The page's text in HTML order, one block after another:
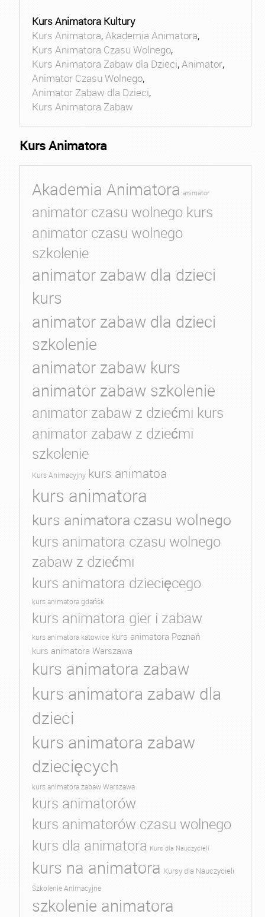
Kurs Animatora Kultury
Kurs Animatora,Akademia Animatora,
Kurs Animatora Czasu Wolnego,
Kurs Animatora Zabaw dla Dzieci,Animator,
Animator Czasu Wolnego,
Animator Zabaw dla Dzieci,
Kurs Animatora Zabaw
Kurs Animatora
Akademia Animatora animator
animator czasu wolnego kurs
animator czasu wolnego
szkolenie
animator zabaw dla dzieci
kurs
animator zabaw dla dzieci
szkolenie
animator zabaw kurs
animator zabaw szkolenie
animator zabaw z dziećmi kurs
animator zabaw z dziećmi
szkolenie
Kurs Animacyjny kurs animatoa
kurs animatora
kurs animatora czasu wolnego
kurs animatora czasu wolnego
zabaw z dziećmi
kurs animatora dziecięcego
kurs animatora gdańsk
kurs animatora gier i zabaw
kurs animatora katowice kurs animatora Poznań
kurs animatora Warszawa
kurs animatora zabaw
kurs animatora zabaw dla
dzieci
kurs animatora zabaw
dziecięcych
kurs animatora zabaw Warszawa
kurs animatorów
kurs animatorów czasu wolnego
kurs dla animatora Kurs dla Nauczycieli
kurs na animatora Kursy dla Nauczycieli
Szkolenie Animacyjne
szkolenie animatora